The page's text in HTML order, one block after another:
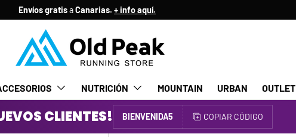
Envíos gratisaCanarias. + info aquí.
NUTRICIÓN MOUNTAIN URBAN OUTLET
CLIENTES! BIENVENIDA5 COPIAR CÓDIGO